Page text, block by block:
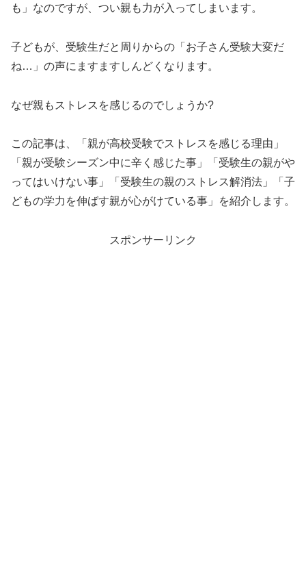
も」なのですが、つい親も力が入ってしまいます。
子どもが、受験生だと周りからの「お子さん受験大変だ
ね…」の声にますますしんどくなります。
なぜ親もストレスを感じるのでしょうか?
この記事は、「親が高校受験でストレスを感じる理由」
「親が受験シーズン中に辛く感じた事」「受験生の親がや
ってはいけない事」「受験生の親のストレス解消法」「子
どもの学力を伸ばす親が心がけている事」を紹介します。
スポンサーリンク